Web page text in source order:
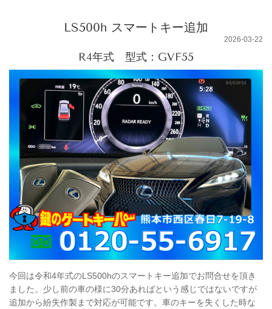
LS500h スマートキー追加
2026-03-22
R4年式 型式：GVF55
今回は令和4年式のLS500hのスマートキー追加でお問合せを頂き
ました。少し前の車の様に30分あればという感じではないですが
追加から紛失作製まで対応が可能です。車のキーを失くした時な